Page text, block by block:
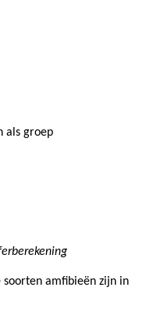
als groep
soorten amfibieën zijn in